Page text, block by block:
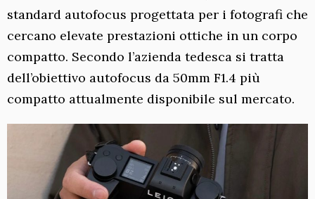
standard autofocus progettata per i fotografi che
cercano elevate prestazioni ottiche in un corpo
compatto. Secondo l’azienda tedesca si tratta
dell’obiettivo autofocus da 50mm F1.4 più
compatto attualmente disponibile sul mercato.